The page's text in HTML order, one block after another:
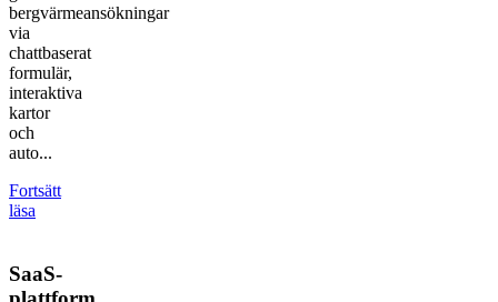
bergvärmeansökningar
via
chattbaserat
formulär,
interaktiva
kartor
och
auto...
Fortsätt
läsa
SaaS-